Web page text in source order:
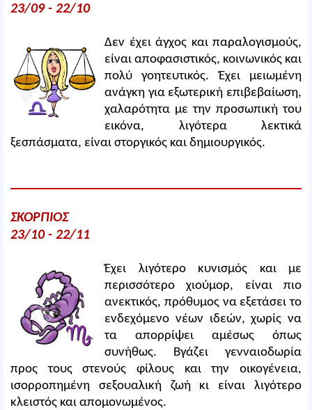
23/09 - 22/10
Δεν έχει άγχος και παραλογισμούς,
είναι αποφασιστικός, κοινωνικός και
πολύ γοητευτικός. Έχει μειωμένη
ανάγκη για εξωτερική επιβεβαίωση,
χαλαρότητα με την προσωπική του
εικόνα, λιγότερα λεκτικά
ξεσπάσματα, είναι στοργικός και δημιουργικός.
ΣΚΟΡΠΙΟΣ
23/10 - 22/11
Έχει λιγότερο κυνισμός και με
περισσότερο χιούμορ, είναι πιο
ανεκτικός, πρόθυμος να εξετάσει το
ενδεχόμενο νέων ιδεών, χωρίς να
τα απορρίψει αμέσως όπως
συνήθως. Βγάζει γενναιοδωρία
προς τους στενούς φίλους και την οικογένεια,
ισορροπημένη σεξουαλική ζωή κι είναι λιγότερο
κλειστός και απομονωμένος.